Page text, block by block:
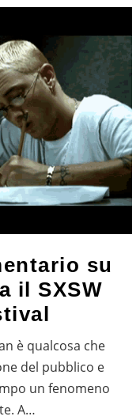
su
il SXSW
è qualcosa che
del pubblico e
un fenomeno
A…